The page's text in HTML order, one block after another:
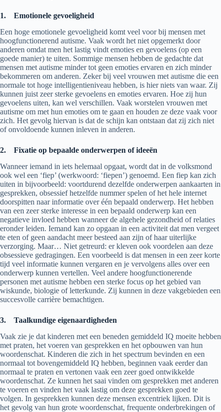
1.
Emotionele gevoeligheid
Een hoge emotionele gevoeligheid komt veel voor bij mensen met
hoogfunctionerend autisme. Vaak wordt het niet opgemerkt door
anderen omdat men het lastig vindt emoties en gevoelens (op een
goede manier) te uiten. Sommige mensen hebben de gedachte dat
mensen met autisme minder tot geen emoties ervaren en zich minder
bekommeren om anderen. Zeker bij veel vrouwen met autisme die een
normale tot hoge intelligentieniveau hebben, is hier niets van waar. Zij
kunnen juist zeer sterke gevoelens en emoties ervaren. Hoe zij hun
gevoelens uiten, kan wel verschillen. Vaak worstelen vrouwen met
autisme om met hun emoties om te gaan en houden ze deze vaak voor
zich. Het gevolg hiervan is dat de schijn kan ontstaan dat zij zich niet
of onvoldoende kunnen inleven in anderen.
2.
Fixatie op bepaalde onderwerpen of ideeën
Wanneer iemand in iets helemaal opgaat, wordt dat in de volksmond
ook wel een ‘fiep’ (werkwoord: ‘fiepen’) genoemd. Een fiep kan zich
uiten in bijvoorbeeld: voortdurend dezelfde onderwerpen aankaarten in
gesprekken, obsessief hetzelfde nummer spelen of het hele internet
doorspitten naar informatie over één bepaald onderwerp. Het hebben
van een zeer sterke interesse in een bepaald onderwerp kan een
negatieve invloed hebben wanneer de algehele gezondheid of relaties
eronder leiden. Iemand kan zo opgaan in een activiteit dat men vergeet
te eten of geen aandacht meer besteed aan zijn of haar uiterlijke
verzorging. Maar… Niet getreurd: er kleven ook voordelen aan deze
obsessieve gedragingen. Een voorbeeld is dat mensen in een zeer korte
tijd veel informatie kunnen vergaren en je vervolgens alles over een
onderwerp kunnen vertellen. Veel andere hoogfunctionerende
personen met autisme hebben een sterke focus op het gebied van
wiskunde, biologie of letterkunde. Zij kunnen in deze vakgebieden een
succesvolle carrière bemachtigen.
3.
Taalkundige eigenaardigheden
Vaak zie je dat kinderen met een beneden gemiddeld IQ moeite hebben
met praten, het voeren van gesprekken en het opbouwen van hun
woordenschat. Kinderen die zich in het spectrum bevinden en een
normaal tot bovengemiddeld IQ hebben, beginnen vaak eerder dan
normaal te praten en vertonen vaak een zeer goed ontwikkelde
woordenschat. Ze kunnen het saai vinden om gesprekken met anderen
te voeren en vinden het vaak lastig om deze gesprekken goed te
volgen. In gesprekken kunnen deze mensen excentriek lijken. Dit is
het gevolg van hun grote woordenschat, frequente onderbrekingen of